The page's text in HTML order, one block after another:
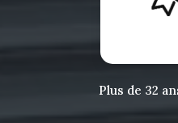
Plus de 32